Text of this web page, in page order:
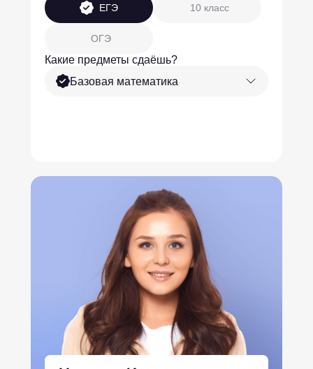
ЕГЭ 10 класс
ОГЭ
Какие предметы сдаёшь?
Базовая математика